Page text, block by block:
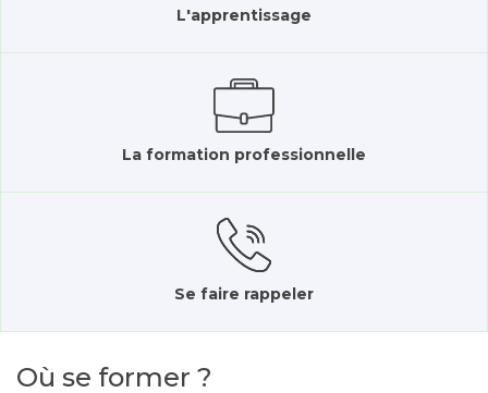
L'apprentissage
La formation professionnelle
Se faire rappeler
Où se former ?